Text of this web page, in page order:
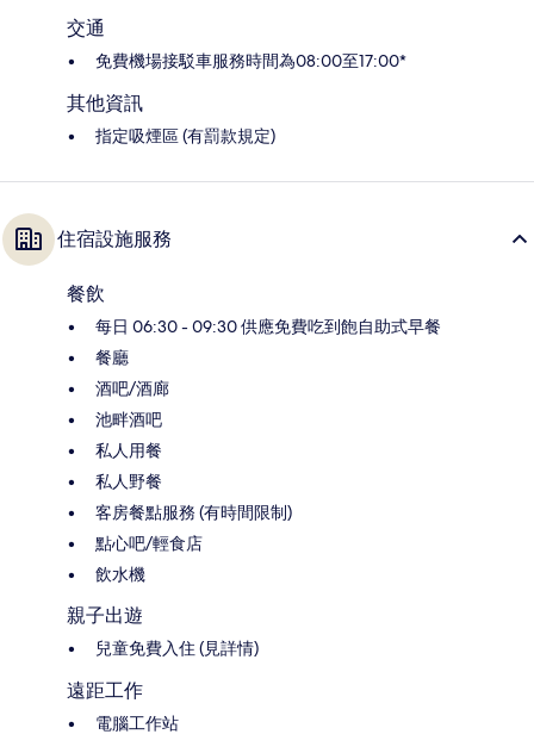
交通
免費機場接駁車服務時間為08:00至17:00*
其他資訊
指定吸煙區 (有罰款規定)
住宿設施服務
餐飲
每日 06:30 - 09:30 供應免費吃到飽自助式早餐
餐廳
酒吧/酒廊
池畔酒吧
私人用餐
私人野餐
客房餐點服務 (有時間限制)
點心吧/輕食店
飲水機
親子出遊
兒童免費入住 (見詳情)
遠距工作
電腦工作站